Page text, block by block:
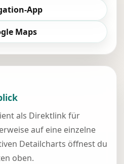
App
Maps
als Direktlink für
auf eine einzelne
Detailcharts öffnest du
oben.